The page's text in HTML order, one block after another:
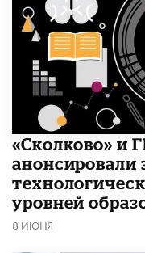
«Сколково» и
анонсировали
уровней
8 ИЮНЯ